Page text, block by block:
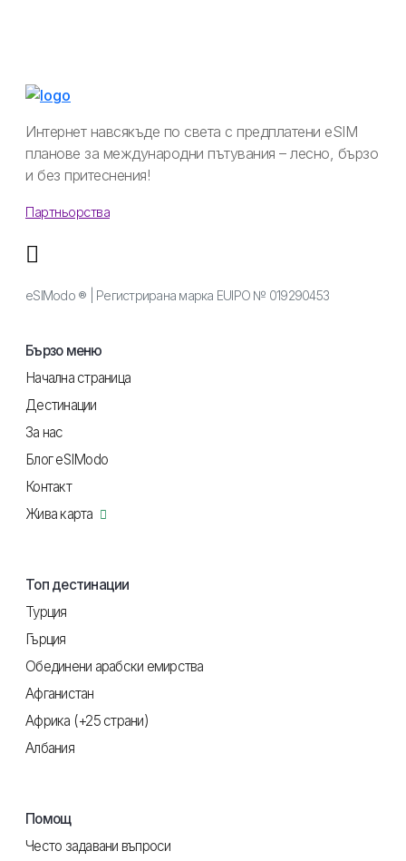
Интернет навсякъде по света с предплатени eSIM
планове за международни пътувания – лесно, бързо
и без притеснения!
Партньорства
eSIModo ® | Регистрирана марка EUIPO № 019290453
Бързо меню
Начална страница
Дестинации
За нас
Блог eSIModo
Контакт
Жива карта
Топ дестинации
Турция
Гърция
Обединени арабски емирства
Афганистан
Африка (+25 страни)
Албания
Помощ
Често задавани въпроси